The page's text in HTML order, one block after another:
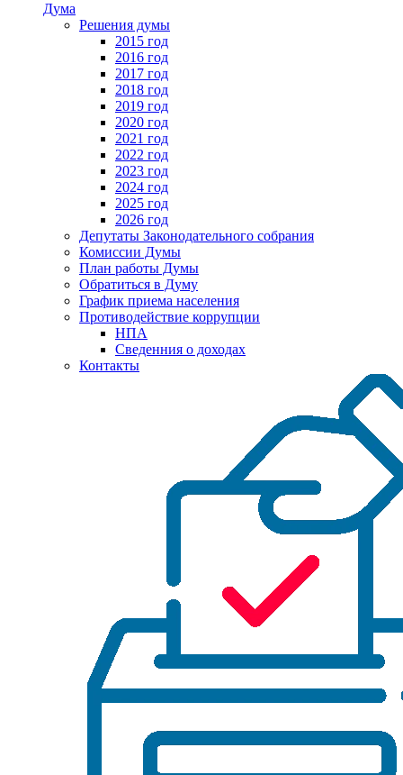
Дума
Решения думы
2015 год
2016 год
2017 год
2018 год
2019 год
2020 год
2021 год
2022 год
2023 год
2024 год
2025 год
2026 год
Депутаты Законодательного собрания
Комиссии Думы
План работы Думы
Обратиться в Думу
График приема населения
Противодействие коррупции
НПА
Сведенния о доходах
Контакты